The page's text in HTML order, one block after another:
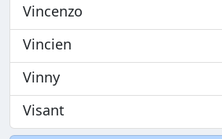
Vincenzo
Vincien
Vinny
Visant